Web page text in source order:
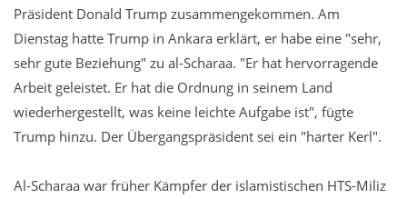
Präsident Donald Trump zusammengekommen. Am
Dienstag hatte Trump in Ankara erklärt, er habe eine "sehr,
sehr gute Beziehung" zu al-Scharaa. "Er hat hervorragende
Arbeit geleistet. Er hat die Ordnung in seinem Land
wiederhergestellt, was keine leichte Aufgabe ist", fügte
Trump hinzu. Der Übergangspräsident sei ein "harter Kerl".
Al-Scharaa war früher Kämpfer der islamistischen HTS-Miliz